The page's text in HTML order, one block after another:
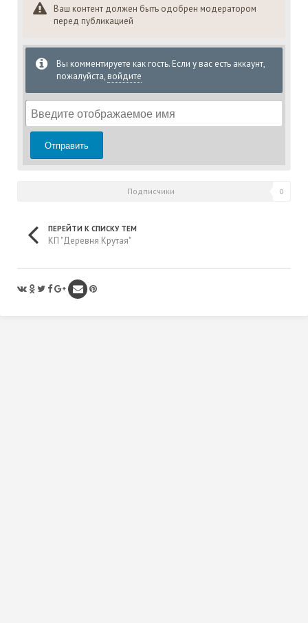
Ваш контент должен быть одобрен модератором
перед публикацией
Вы комментируете как гость. Если у вас есть аккаунт,
пожалуйста, войдите
Отправить
Подписчики 0
ПЕРЕЙТИ К СПИСКУ ТЕМ
КП "Деревня Крутая"